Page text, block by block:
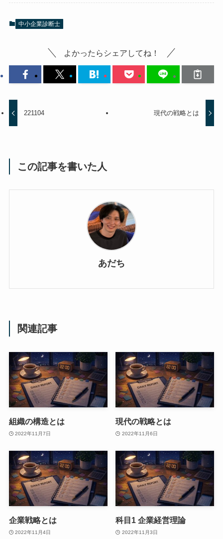
中小企業診断士
よかったらシェアしてね！
221104 現代の戦略とは
この記事を書いた人
あだち
関連記事
組織の構造とは
2022年11月7日
現代の戦略とは
2022年11月6日
企業戦略とは
2022年11月4日
科目1 企業経営理論
2022年11月3日